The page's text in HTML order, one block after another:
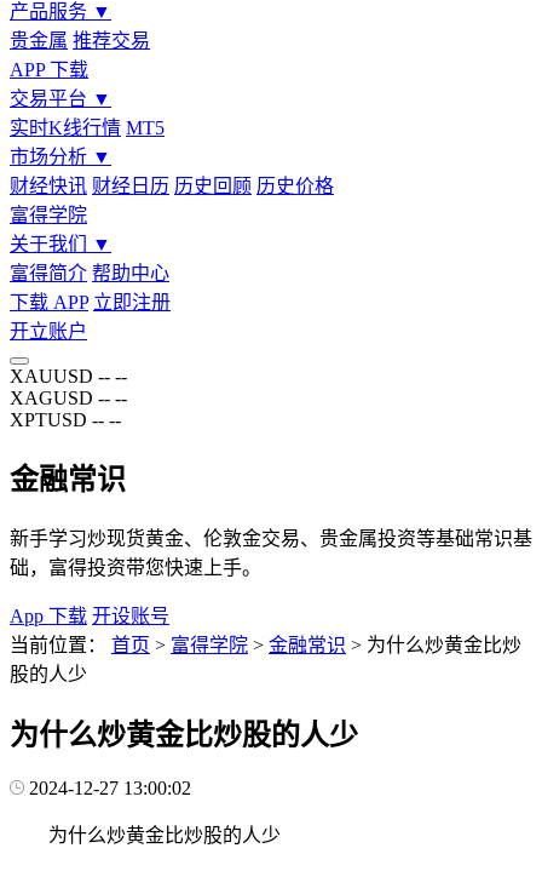
产品服务 ▼
贵金属 推荐交易
APP 下载
交易平台 ▼
实时K线行情 MT5
市场分析 ▼
财经快讯 财经日历 历史回顾 历史价格
富得学院
关于我们
▼
富得简介 帮助中心
下载 APP 立即注册
开立账户
XAUUSD -- --
XAGUSD -- --
XPTUSD -- --
金融常识
新手学习炒现货黄金、伦敦金交易、贵金属投资等基础常识基
础，富得投资带您快速上手。
App 下载 开设账号
当前位置：
首页 > 富得学院 > 金融常识 > 为什么炒黄金比炒
股的人少
为什么炒黄金比炒股的人少
2024-12-27 13:00:02
为什么炒黄金比炒股的人少